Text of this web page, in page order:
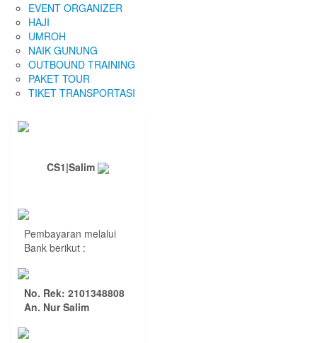
EVENT ORGANIZER
HAJI
UMROH
NAIK GUNUNG
OUTBOUND TRAINING
PAKET TOUR
TIKET TRANSPORTASI
CS1|Salim
Pembayaran melalui
Bank berikut :
No. Rek: 2101348808
An. Nur Salim